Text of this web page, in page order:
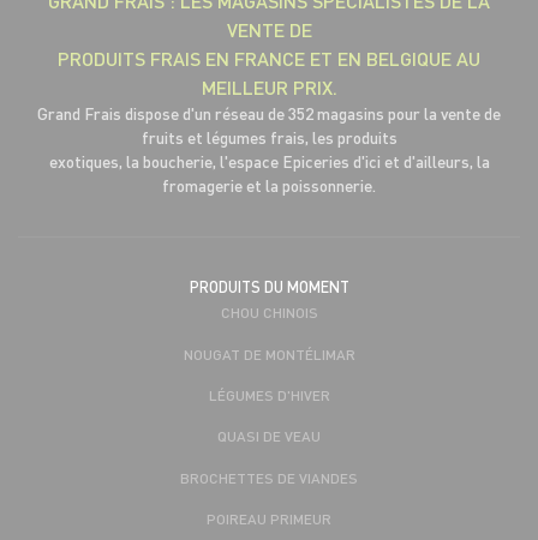
VENTE DE
PRODUITS FRAIS EN FRANCE ET EN BELGIQUE AU
MEILLEUR PRIX.
Grand Frais dispose d'un réseau de 352 magasins pour la vente de
fruits et légumes frais, les produits
exotiques, la boucherie, l'espace Epiceries d'ici et d'ailleurs, la
fromagerie et la poissonnerie.
PRODUITS DU MOMENT
CHOU CHINOIS
NOUGAT DE MONTÉLIMAR
LÉGUMES D'HIVER
QUASI DE VEAU
BROCHETTES DE VIANDES
POIREAU PRIMEUR